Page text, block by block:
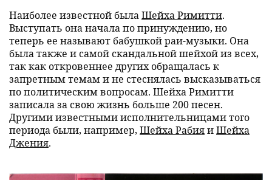
Наиболее известной былаШейха Римитти.
Выступать она начала по принуждению, но
теперь ее называют бабушкой раи-музыки. Она
была также и самой скандальной шейхой из всех,
так как откровеннее других обращалась к
запретным темам и не стеснялась высказываться
по политическим вопросам. Шейха Римитти
записала за свою жизнь больше 200 песен.
Другими известными исполнительницами того
периода были, например, Шейха РабияиШейха
Джения.